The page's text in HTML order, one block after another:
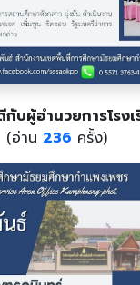
บผู้อำนวยการโรงเ
(อ่าน 236 ครั้ง)